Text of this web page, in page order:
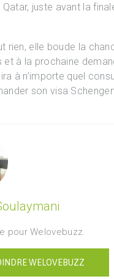
juste avant la
rien, elle boude la
et à la prochaine
ira à n’importe quel
son visa
pour Welovebuzz.
WELOVEBUZZ